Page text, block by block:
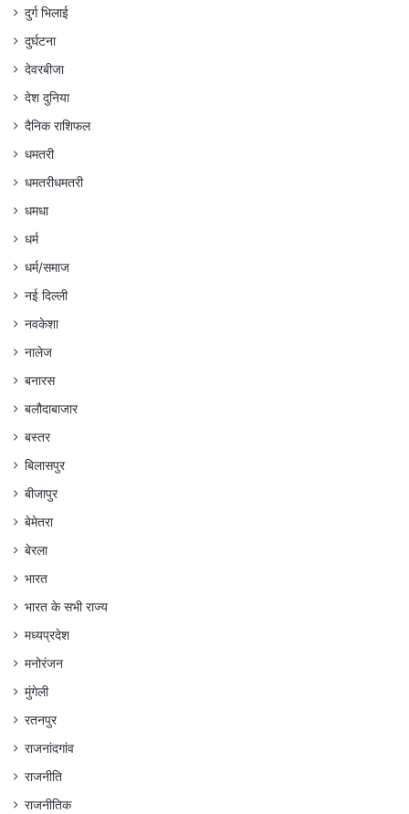
दुर्ग भिलाई
दुर्घटना
देवरबीजा
देश दुनिया
दैनिक राशिफल
धमतरी
धमतरीधमतरी
धमधा
धर्म
धर्म/समाज
नई दिल्ली
नवकेशा
नालेज
बनारस
बलौदाबाजार
बस्तर
बिलासपुर
बीजापुर
बेमेतरा
बेरला
भारत
भारत के सभी राज्य
मध्यप्रदेश
मनोरंजन
मुंगेली
रतनपुर
राजनांदगांव
राजनीति
राजनीतिक